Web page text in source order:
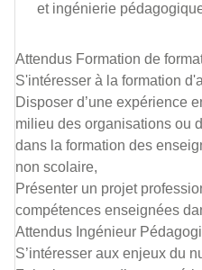
et ingénierie
Attendus Formation de
S'intéresser à la formation
Disposer d’une expérience
milieu des organisations ou
dans la formation des
non scolaire,
Présenter un projet
compétences enseignées
Attendus Ingénieur
S’intéresser aux enjeux du